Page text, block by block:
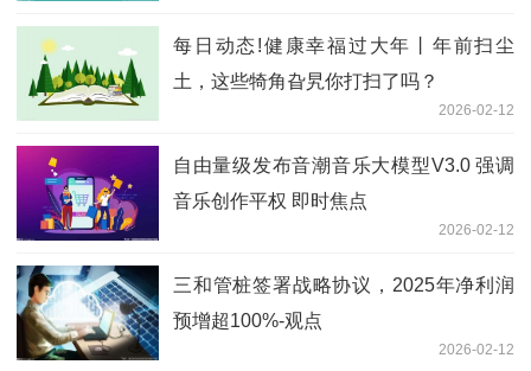
每日动态!健康幸福过大年丨年前扫尘
土，这些犄角旮旯你打扫了吗？
2026-02-12
自由量级发布音潮音乐大模型V3.0 强调
音乐创作平权 即时焦点
2026-02-12
三和管桩签署战略协议，2025年净利润
预增超100%-观点
2026-02-12